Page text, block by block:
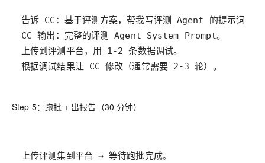
根据调试结果让 CC 修改（通常需要 2-3 轮）。
Step 5：跑批 + 出报告（30 分钟）